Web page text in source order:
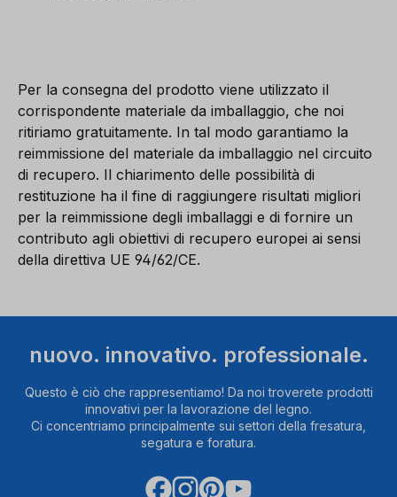
Per la consegna del prodotto viene utilizzato il
corrispondente materiale da imballaggio, che noi
ritiriamo gratuitamente. In tal modo garantiamo la
reimmissione del materiale da imballaggio nel circuito
di recupero. Il chiarimento delle possibilità di
restituzione ha il fine di raggiungere risultati migliori
per la reimmissione degli imballaggi e di fornire un
contributo agli obiettivi di recupero europei ai sensi
della direttiva UE 94/62/CE.
nuovo. innovativo. professionale.
Questo è ciò che rappresentiamo! Da noi troverete prodotti
innovativi per la lavorazione del legno.
Ci concentriamo principalmente sui settori della fresatura,
segatura e foratura.